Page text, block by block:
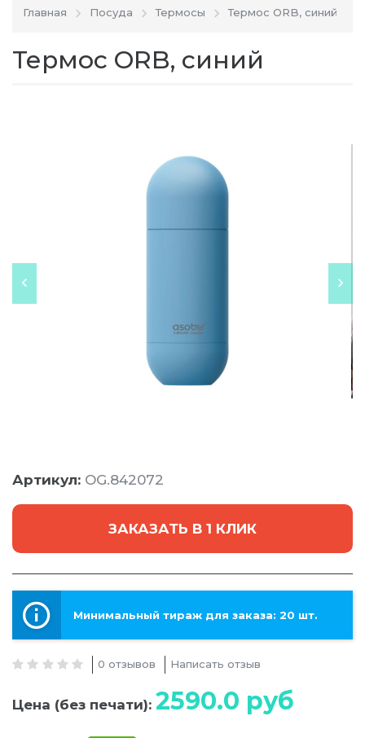
Главная Посуда Термосы Термос ORB, синий
Термос ORB, синий
Артикул: OG.842072
ЗАКАЗАТЬ В 1 КЛИК
Минимальный тираж для заказа: 20 шт.
0 отзывов Написать отзыв
Цена (без печати): 2590.0 руб